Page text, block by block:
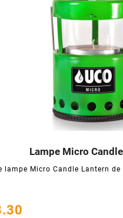
Lampe Micro
lampe Micro Candle Lantern
  